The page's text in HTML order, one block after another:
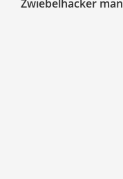
Zwiebelhacker